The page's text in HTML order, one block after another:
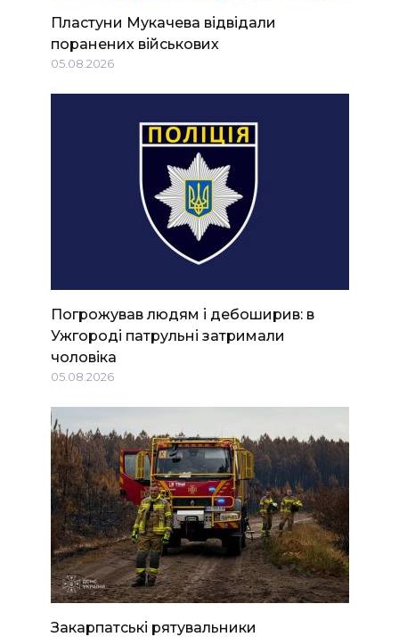
Пластуни Мукачева відвідали
поранених військових
05.08.2026
Погрожував людям і дебоширив: в
Ужгороді патрульні затримали
чоловіка
05.08.2026
Закарпатські рятувальники